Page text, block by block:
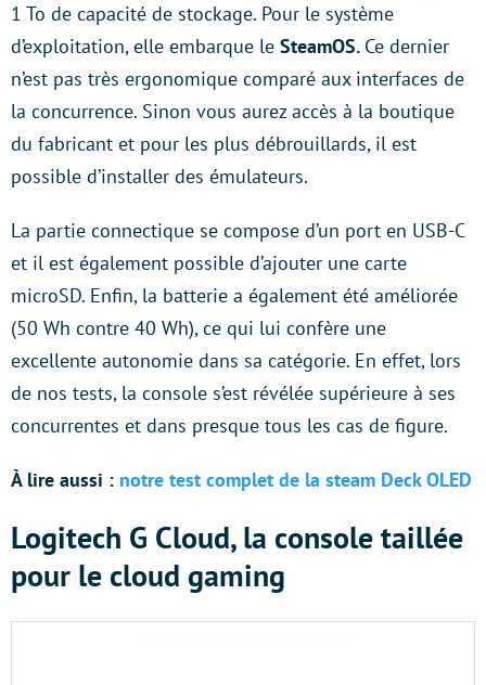
1 To de capacité de stockage. Pour le système
d’exploitation, elle embarque le SteamOS. Ce dernier
n’est pas très ergonomique comparé aux interfaces de
la concurrence. Sinon vous aurez accès à la boutique
du fabricant et pour les plus débrouillards, il est
possible d’installer des émulateurs.
La partie connectique se compose d’un port en USB-C
et il est également possible d’ajouter une carte
microSD. Enfin, la batterie a également été améliorée
(50 Wh contre 40 Wh), ce qui lui confère une
excellente autonomie dans sa catégorie. En effet, lors
de nos tests, la console s’est révélée supérieure à ses
concurrentes et dans presque tous les cas de figure.
À lire aussi : notre test complet de la steam Deck OLED
Logitech G Cloud, la console taillée
pour le cloud gaming